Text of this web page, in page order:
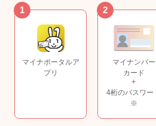
1
マイナポータルア
プリ
2
マイナンバー
カード
+
4桁のパスワー
※